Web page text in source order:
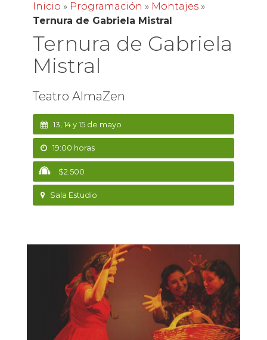
Inicio » Programación » Montajes»
Ternura de Gabriela Mistral
Ternura de Gabriela
Mistral
Teatro AlmaZen
13, 14 y 15 de mayo
19:00 horas
$2.500
Sala Estudio